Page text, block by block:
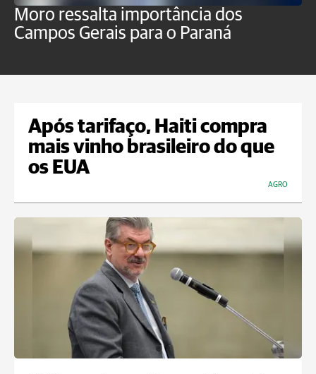
Moro ressalta importância dos
Campos Gerais para o Paraná
Após tarifaço, Haiti compra
mais vinho brasileiro do que
os EUA
AGRO